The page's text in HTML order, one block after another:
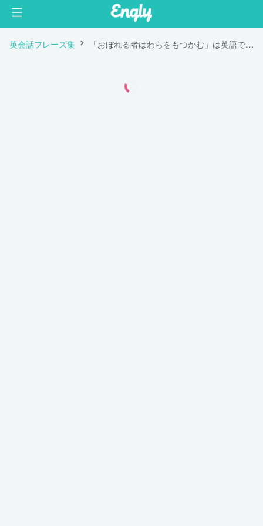
英会話フレーズ集 「おぼれる者はわらをもつかむ」は英語で "A drowning man will clutch at a straw."